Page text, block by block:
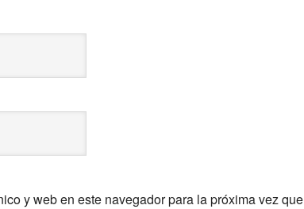
y web en este navegador para la próxima vez que